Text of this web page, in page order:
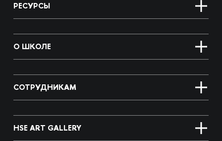
РЕСУРСЫ
О ШКОЛЕ
СОТРУДНИКАМ
HSE ART GALLERY